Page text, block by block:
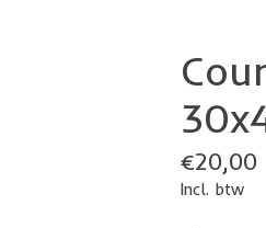
€20,00
Incl. btw